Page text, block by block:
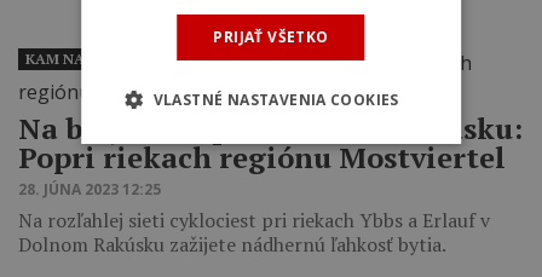
Na bicykli za pôžitkami v Rakúsku:
Popri riekach regiónu Mostviertel
28. JÚNA 2023 12:25
Na rozľahlej sieti cyklociest pri riekach Ybbs a Erlauf v
Dolnom Rakúsku zažijete nádhernú ľahkosť bytia.
KAM NA BIKE
PRIJAŤ VŠETKO
VLASTNÉ NASTAVENIA COOKIES